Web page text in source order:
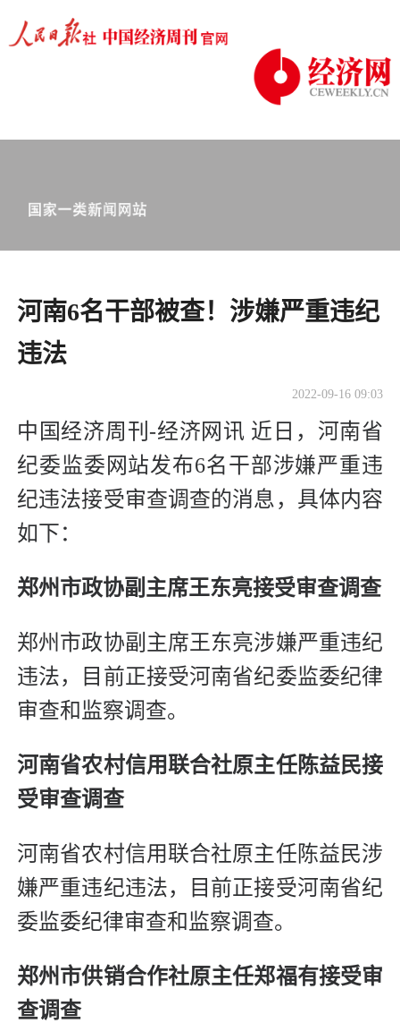
河南6名干部被查！涉嫌严重违纪
违法
2022-09-16 09:03
中国经济周刊-经济网讯 近日，河南省
纪委监委网站发布6名干部涉嫌严重违
纪违法接受审查调查的消息，具体内容
如下：
郑州市政协副主席王东亮接受审查调查
郑州市政协副主席王东亮涉嫌严重违纪
违法，目前正接受河南省纪委监委纪律
审查和监察调查。
河南省农村信用联合社原主任陈益民接
受审查调查
河南省农村信用联合社原主任陈益民涉
嫌严重违纪违法，目前正接受河南省纪
委监委纪律审查和监察调查。
郑州市供销合作社原主任郑福有接受审
查调查